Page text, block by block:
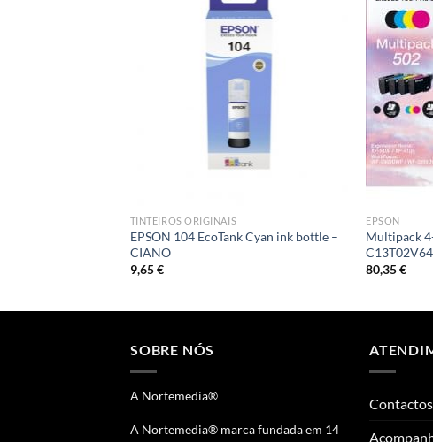
TINTEIROS ORIGINAIS
EPSON 104 EcoTank Cyan ink bottle –
CIANO
9,65€
EPSON
Multipack
80,35€
SOBRE NÓS
A Nortemedia®
A Nortemedia® marca fundada em 14
Contactos